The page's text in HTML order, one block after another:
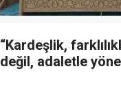
“Kardeşlik,
değil, adaletle